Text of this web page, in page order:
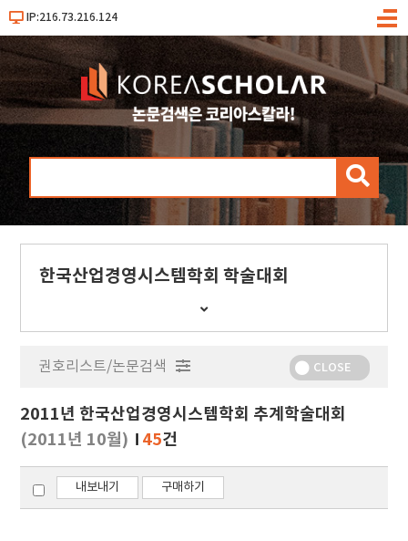
IP:216.73.216.124
메
검
한국산업경영시스템학회 학술대회
간
행
보
기
권호리스트/논문검색 CLOSE
2011년 한국산업경영시스템학회 추계학술대회
(2011년 10월)
45건
내보내기 구매하기